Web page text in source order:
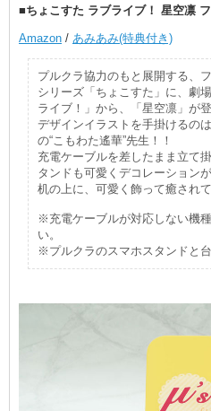
■ちょこすた ラブライブ！ 星空凛
Amazon / あみあみ(特典付き)
プルクラ協力のもと展開する、
シリーズ「ちょこすた」に、劇
ライブ！」から、「星空凛」が
デザインイラストを手掛けるの
の“こもわた遙華”先生！！
充電ケーブルを差したまま立て
タンドも可愛くデコレーション
机の上に、可愛く飾って癒されて
※充電ケーブルが対応しない機
い。
※プルクラのスマホスタンドと